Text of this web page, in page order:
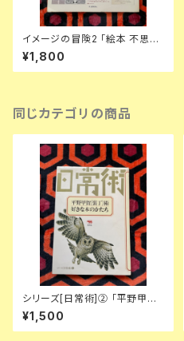
イメージの冒険2 「絵本 不思議
の国一覧」初版 ムナーリ ソール
バス 谷川俊太郎 和田誠 寺山修
司
¥1,800
同じカテゴリの商品
シリーズ[日常術]② 「平野甲賀
[装丁]術・好きな本のかたち」晶
文社
¥1,500